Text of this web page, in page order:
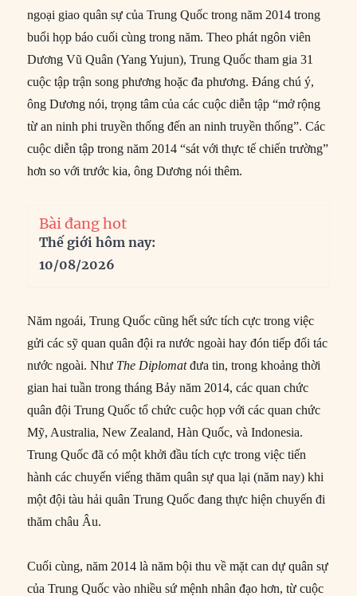
ngoại giao quân sự của Trung Quốc trong năm 2014 trong
buổi họp báo cuối cùng trong năm. Theo phát ngôn viên
Dương Vũ Quân (Yang Yujun), Trung Quốc tham gia 31
cuộc tập trận song phương hoặc đa phương. Đáng chú ý,
ông Dương nói, trọng tâm của các cuộc diễn tập “mở rộng
từ an ninh phi truyền thống đến an ninh truyền thống”. Các
cuộc diễn tập trong năm 2014 “sát với thực tế chiến trường”
hơn so với trước kia, ông Dương nói thêm.
Bài đang hot
Thế giới hôm nay:
10/08/2026
Năm ngoái, Trung Quốc cũng hết sức tích cực trong việc
gửi các sỹ quan quân đội ra nước ngoài hay đón tiếp đối tác
nước ngoài. Như The Diplomatđưa tin, trong khoảng thời
gian hai tuần trong tháng Bảy năm 2014, các quan chức
quân đội Trung Quốc tổ chức cuộc họp với các quan chức
Mỹ, Australia, New Zealand, Hàn Quốc, và Indonesia.
Trung Quốc đã có một khởi đầu tích cực trong việc tiến
hành các chuyến viếng thăm quân sự qua lại (năm nay) khi
một đội tàu hải quân Trung Quốc đang thực hiện chuyến đi
thăm châu Âu.
Cuối cùng, năm 2014 là năm bội thu về mặt can dự quân sự
của Trung Quốc vào nhiều sứ mệnh nhân đạo hơn, từ cuộc